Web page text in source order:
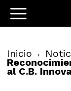
Inicio
al C.B.